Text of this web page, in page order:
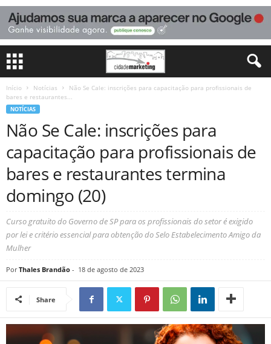
Início Notícias
Não Se Cale: inscrições para capacitação para profissionais de
bares e restaurantes...
NOTÍCIAS
Não Se Cale: inscrições para
capacitação para profissionais de
bares e restaurantes termina
domingo (20)
Curso gratuito do Governo de SP para os profissionais do setor é exigido
por lei e critério essencial para obtenção do Selo Estabelecimento Amigo da
Mulher
Por Thales Brandão - 18 de agosto de 2023
Share